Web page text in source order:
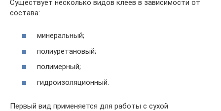
Существует несколько видов клеев в зависимости от
состава:
минеральный;
полиуретановый;
полимерный;
гидроизоляционный.
Первый вид применяется для работы с сухой